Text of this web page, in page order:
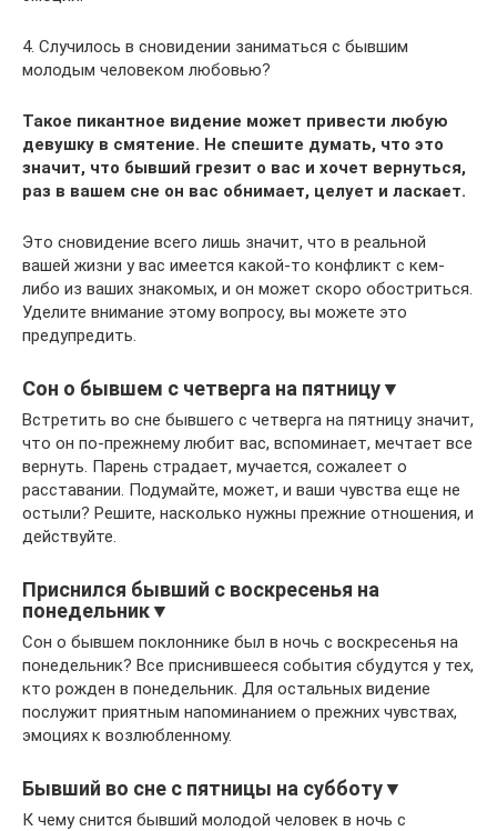
4. Случилось в сновидении заниматься с бывшим
молодым человеком любовью?
Такое пикантное видение может привести любую
девушку в смятение. Не спешите думать, что это
значит, что бывший грезит о вас и хочет вернуться,
раз в вашем сне он вас обнимает, целует и ласкает.
Это сновидение всего лишь значит, что в реальной
вашей жизни у вас имеется какой-то конфликт с кем-
либо из ваших знакомых, и он может скоро обостриться.
Уделите внимание этому вопросу, вы можете это
предупредить.
Сон о бывшем с четверга на пятницу▼
Встретить во сне бывшего с четверга на пятницу значит,
что он по-прежнему любит вас, вспоминает, мечтает все
вернуть. Парень страдает, мучается, сожалеет о
расставании. Подумайте, может, и ваши чувства еще не
остыли? Решите, насколько нужны прежние отношения, и
действуйте.
Приснился бывший с воскресенья на
понедельник▼
Сон о бывшем поклоннике был в ночь с воскресенья на
понедельник? Все приснившееся события сбудутся у тех,
кто рожден в понедельник. Для остальных видение
послужит приятным напоминанием о прежних чувствах,
эмоциях к возлюбленному.
Бывший во сне с пятницы на субботу▼
К чему снится бывший молодой человек в ночь с